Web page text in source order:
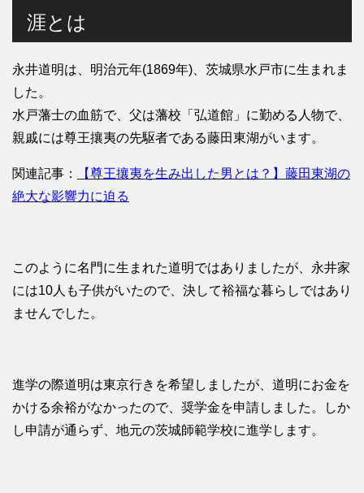
涯とは
永井道明は、明治元年(1869年)、茨城県水戸市に生まれま
した。
水戸藩士の血筋で、父は藩校「弘道館」に勤める人物で、
親戚には尊王攘夷の先駆者である藤田東湖がいます。
関連記事：
【尊王攘夷を生み出した男とは？】藤田東湖の
絶大な影響力に迫る
このように名門に生まれた道明ではありましたが、永井家
には10人も子供がいたので、決して裕福な暮らしではあり
ませんでした。
進学の際道明は東京行きを希望しましたが、道明にお金を
かける余裕がなかったので、奨学金を申請しました。しか
し申請が通らず、地元の茨城師範学校に進学します。